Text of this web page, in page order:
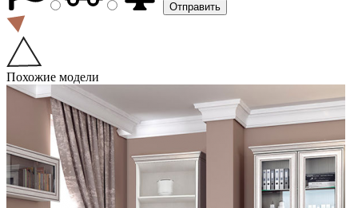
Похожие модели